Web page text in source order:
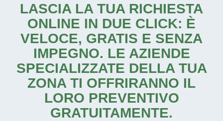
LASCIA LA TUA RICHIESTA
ONLINE IN DUE CLICK: È
VELOCE, GRATIS E SENZA
IMPEGNO. LE AZIENDE
SPECIALIZZATE DELLA TUA
ZONA TI OFFRIRANNO IL
LORO PREVENTIVO
GRATUITAMENTE.